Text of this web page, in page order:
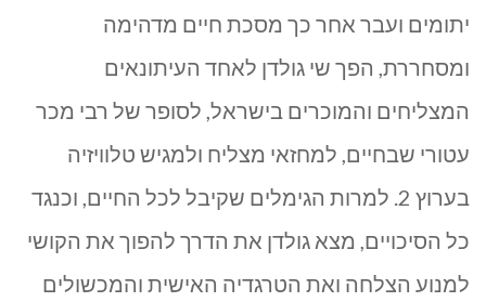
יתומים ועבר אחר כך מסכת חיים מדהימה
ומסחררת, הפך שי גולדן לאחד העיתונאים
המצליחים והמוכרים בישראל, לסופר של רבי מכר
עטורי שבחיים, למחזאי מצליח ולמגיש טלוויזיה
בערוץ 2. למרות הגימלים שקיבל לכל החיים, וכנגד
כל הסיכויים, מצא גולדן את הדרך להפוך את הקושי
למנוע הצלחה ואת הטרגדיה האישית והמכשולים